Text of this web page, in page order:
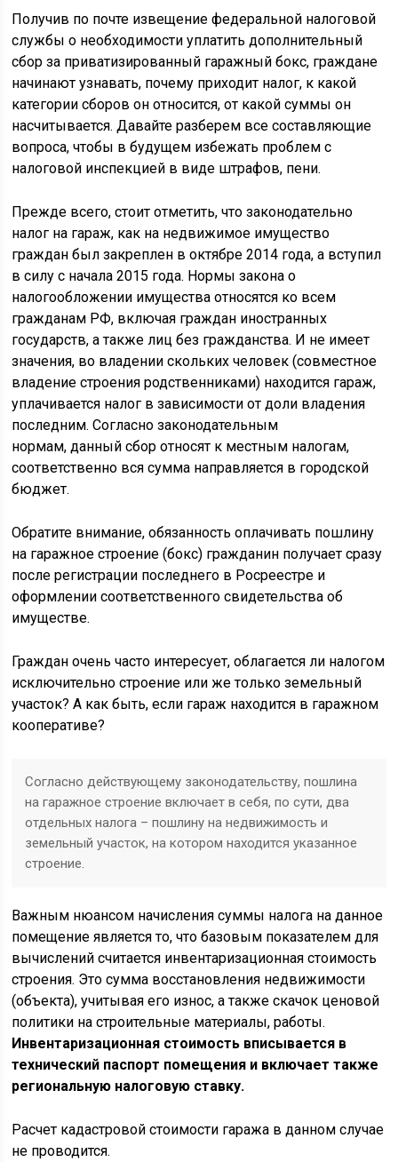
Получив по почте извещение федеральной налоговой
службы о необходимости уплатить дополнительный
сбор за приватизированный гаражный бокс, граждане
начинают узнавать, почему приходит налог, к какой
категории сборов он относится, от какой суммы он
насчитывается. Давайте разберем все составляющие
вопроса, чтобы в будущем избежать проблем с
налоговой инспекцией в виде штрафов, пени.
Прежде всего, стоит отметить, что законодательно
налог на гараж, как на недвижимое имущество
граждан был закреплен в октябре 2014 года, а вступил
в силу с начала 2015 года. Нормы закона о
налогообложении имущества относятся ко всем
гражданам РФ, включая граждан иностранных
государств, а также лиц без гражданства. И не имеет
значения, во владении скольких человек (совместное
владение строения родственниками) находится гараж,
уплачивается налог в зависимости от доли владения
последним. Согласно законодательным
нормам, данный сбор относят к местным налогам,
соответственно вся сумма направляется в городской
бюджет.
Обратите внимание, обязанность оплачивать пошлину
на гаражное строение (бокс) гражданин получает сразу
после регистрации последнего в Росреестре и
оформлении соответственного свидетельства об
имуществе.
Граждан очень часто интересует, облагается ли налогом
исключительно строение или же только земельный
участок? А как быть, если гараж находится в гаражном
кооперативе?
Согласно действующему законодательству, пошлина
на гаражное строение включает в себя, по сути, два
отдельных налога – пошлину на недвижимость и
земельный участок, на котором находится указанное
строение.
Важным нюансом начисления суммы налога на данное
помещение является то, что базовым показателем для
вычислений считается инвентаризационная стоимость
строения. Это сумма восстановления недвижимости
(объекта), учитывая его износ, а также скачок ценовой
политики на строительные материалы, работы.
Инвентаризационная стоимость вписывается в
технический паспорт помещения и включает также
региональную налоговую ставку.
Расчет кадастровой стоимости гаража в данном случае
не проводится.